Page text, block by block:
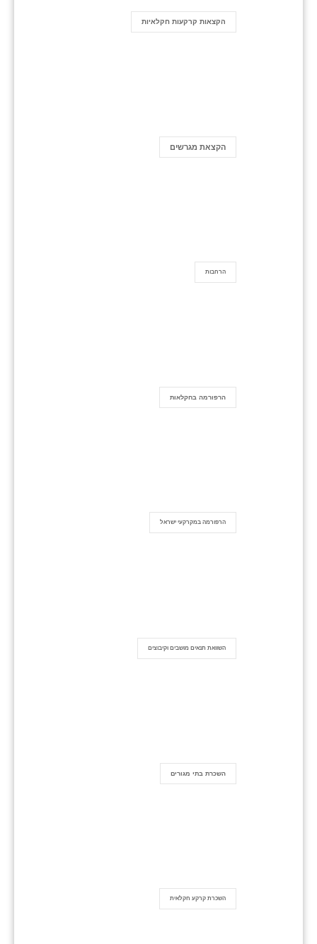
הקצאות קרקעות חקלאיות
הקצאת מגרשים
הרחבות
הרפורמה בחקלאות
הרפורמה במקרקעי ישראל
השוואת תנאים מושבים וקיבוצים
השכרת בתי מגורים
השכרת קרקע חקלאית